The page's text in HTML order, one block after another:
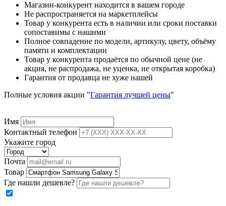
Магазин-конкурент находится в вашем городе
Не распространяется на маркетплейсы
Товар у конкурента есть в наличии или сроки поставки
сопоставимы с нашими
Полное совпадение по модели, артикулу, цвету, объёму
памяти и комплектации
Товар у конкурента продаётся по обычной цене (не
акция, не распродажа, не уценка, не открытая коробка)
Гарантия от продавца не хуже нашей
Полные условия акции "Гарантия лучшей цены"
Имя
Контактный телефон
Укажите город
Почта
Товар
Где нашли дешевле?